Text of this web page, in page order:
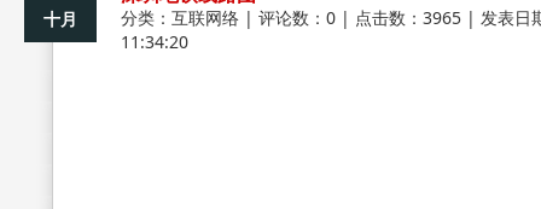
十月 分类： 互联网络 | 评论数：0 | 点击数：3965 | 发表日
11:34:20